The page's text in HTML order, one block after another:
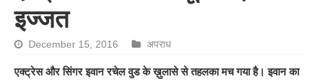
इज्जत
December 15, 2016 अपराध
एक्ट्रेस और सिंगर इवान रचेल वुड के ख़ुलासे से तहलका मच गया है। इवान का